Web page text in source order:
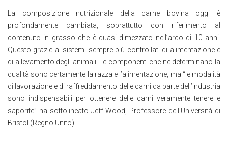
La composizione nutrizionale della carne bovina oggi è
profondamente cambiata, soprattutto con riferimento al
contenuto in grasso che è quasi dimezzato nell’arco di 10 anni.
Questo grazie ai sistemi sempre più controllati di alimentazione e
di allevamento degli animali. Le componenti che ne determinano la
qualità sono certamente la razza e l’alimentazione, ma “le modalità
di lavorazione e di raffreddamento delle carni da parte dell’industria
sono indispensabili per ottenere delle carni veramente tenere e
saporite” ha sottolineato Jeff Wood, Professore dell’Università di
Bristol (Regno Unito).